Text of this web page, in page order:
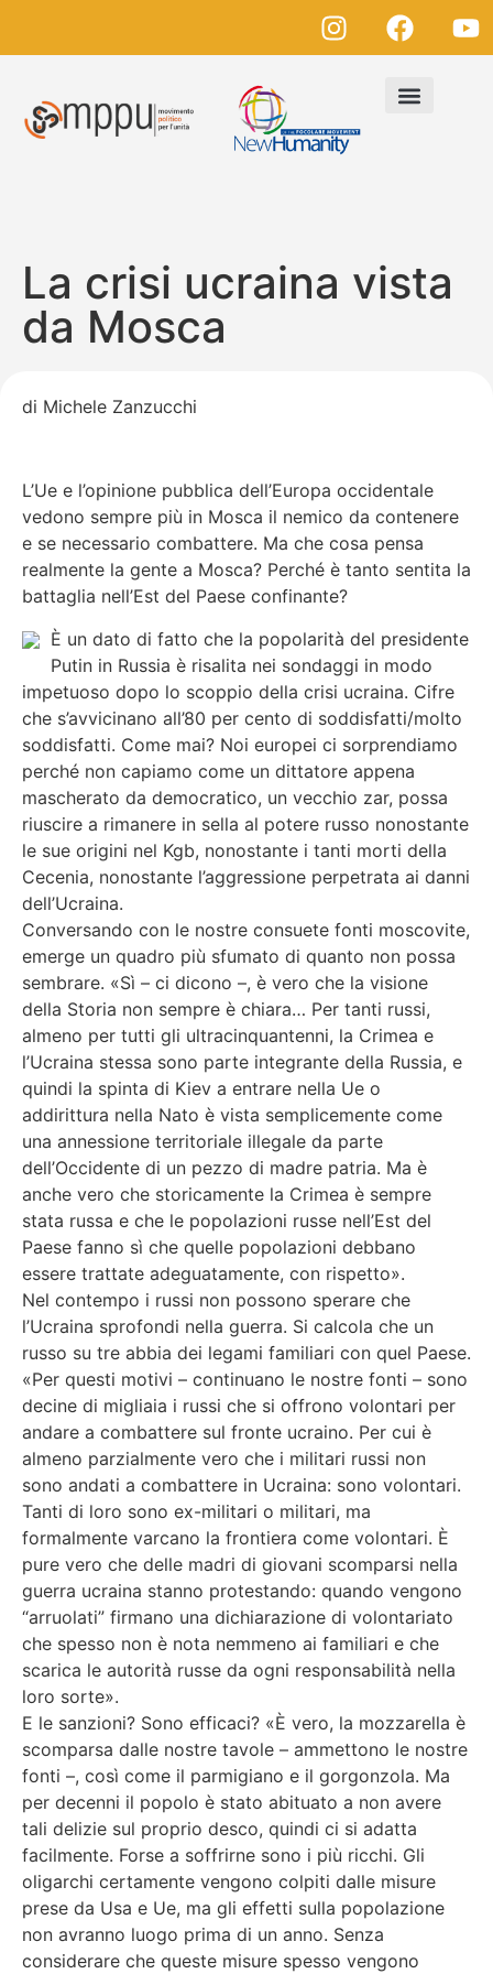
La crisi ucraina vista
da Mosca
di Michele Zanzucchi
L’Ue e l’opinione pubblica dell’Europa occidentale
vedono sempre più in Mosca il nemico da contenere
e se necessario combattere. Ma che cosa pensa
realmente la gente a Mosca? Perché è tanto sentita la
battaglia nell’Est del Paese confinante?
È un dato di fatto che la popolarità del presidente
Putin in Russia è risalita nei sondaggi in modo
impetuoso dopo lo scoppio della crisi ucraina. Cifre
che s’avvicinano all’80 per cento di soddisfatti/molto
soddisfatti. Come mai? Noi europei ci sorprendiamo
perché non capiamo come un dittatore appena
mascherato da democratico, un vecchio zar, possa
riuscire a rimanere in sella al potere russo nonostante
le sue origini nel Kgb, nonostante i tanti morti della
Cecenia, nonostante l’aggressione perpetrata ai danni
dell’Ucraina.
Conversando con le nostre consuete fonti moscovite,
emerge un quadro più sfumato di quanto non possa
sembrare. «Sì – ci dicono –, è vero che la visione
della Storia non sempre è chiara… Per tanti russi,
almeno per tutti gli ultracinquantenni, la Crimea e
l’Ucraina stessa sono parte integrante della Russia, e
quindi la spinta di Kiev a entrare nella Ue o
addirittura nella Nato è vista semplicemente come
una annessione territoriale illegale da parte
dell’Occidente di un pezzo di madre patria. Ma è
anche vero che storicamente la Crimea è sempre
stata russa e che le popolazioni russe nell’Est del
Paese fanno sì che quelle popolazioni debbano
essere trattate adeguatamente, con rispetto».
Nel contempo i russi non possono sperare che
l’Ucraina sprofondi nella guerra. Si calcola che un
russo su tre abbia dei legami familiari con quel Paese.
«Per questi motivi – continuano le nostre fonti – sono
decine di migliaia i russi che si offrono volontari per
andare a combattere sul fronte ucraino. Per cui è
almeno parzialmente vero che i militari russi non
sono andati a combattere in Ucraina: sono volontari.
Tanti di loro sono ex-militari o militari, ma
formalmente varcano la frontiera come volontari. È
pure vero che delle madri di giovani scomparsi nella
guerra ucraina stanno protestando: quando vengono
“arruolati” firmano una dichiarazione di volontariato
che spesso non è nota nemmeno ai familiari e che
scarica le autorità russe da ogni responsabilità nella
loro sorte».
E le sanzioni? Sono efficaci? «È vero, la mozzarella è
scomparsa dalle nostre tavole – ammettono le nostre
fonti –, così come il parmigiano e il gorgonzola. Ma
per decenni il popolo è stato abituato a non avere
tali delizie sul proprio desco, quindi ci si adatta
facilmente. Forse a soffrirne sono i più ricchi. Gli
oligarchi certamente vengono colpiti dalle misure
prese da Usa e Ue, ma gli effetti sulla popolazione
non avranno luogo prima di un anno. Senza
considerare che queste misure spesso vengono